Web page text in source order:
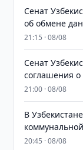
Сенат
об обмене
21:15 · 08/08
Сенат
соглашения
21:00 · 08/08
В
20:45 · 08/08